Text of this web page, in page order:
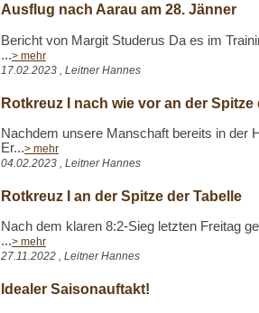
Ausflug nach Aarau am 28. Jänner
Bericht von Margit Studerus Da es im
...> mehr
17.02.2023 , Leitner Hannes
Rotkreuz I nach wie vor an der Spitze
Nachdem unsere Manschaft bereits in der
Er...> mehr
04.02.2023 , Leitner Hannes
Rotkreuz I an der Spitze der Tabelle
Nach dem klaren 8:2-Sieg letzten Freitag
...> mehr
27.11.2022 , Leitner Hannes
Idealer Saisonauftakt!